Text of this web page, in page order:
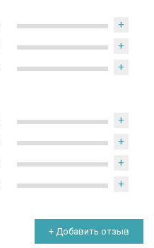
+
+
+
+
+
+
+
+ Добавить отзыв